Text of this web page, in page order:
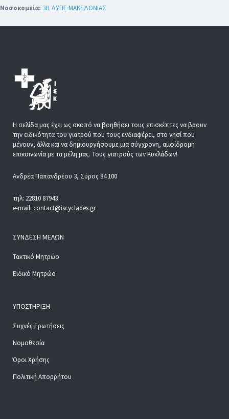
Νοσοκομεία: 3Η ΔΥΠΕ ΜΑΚΕΔΟΝΙΑΣ
Η σελίδα μας έχει ως σκοπό να βοηθήσει τους επισκέπτες να βρουν
την ειδικότητα του γιατρού που τους ενδιαφέρει, στο νησί που
μένουν, άλλα και να δημιουργήσουμε μια σύγχρονη, αμφίδρομη
επικοινωνία με τα μέλη μας. Τους γιατρούς των Κυκλάδων!
Ανδρέα Παπανδρέου 3, Σύρος 84 100
τηλ: 22810 87943
e-mail: contact@iscyclades.gr
ΣΎΝΔΕΣΗ ΜΕΛΏΝ
Τακτικό Μητρώο
Ειδικό Μητρώο
ΥΠΟΣΤΉΡΙΞΗ
Συχνές Ερωτήσεις
Νομοθεσία
Όροι Χρήσης
Πολιτική Απορρήτου